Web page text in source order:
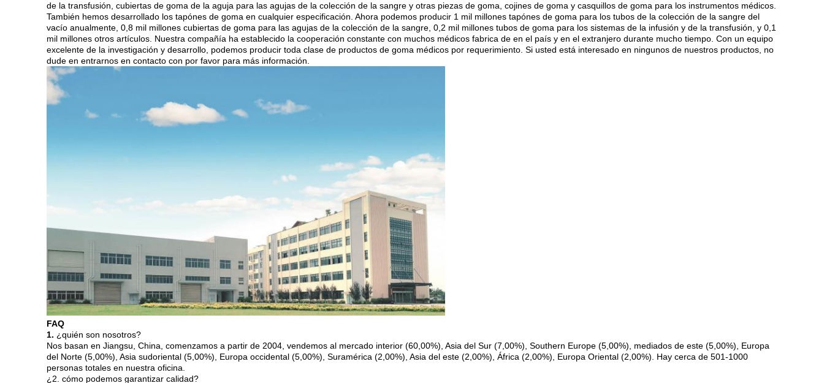
de la transfusión, cubiertas de goma de la aguja para las agujas de la colección de la sangre y otras piezas de goma, cojines de goma y casquillos de goma para los instrumentos médicos.
También hemos desarrollado los tapónes de goma en cualquier especificación. Ahora podemos producir 1 mil millones tapónes de goma para los tubos de la colección de la sangre del
vacío anualmente, 0,8 mil millones cubiertas de goma para las agujas de la colección de la sangre, 0,2 mil millones tubos de goma para los sistemas de la infusión y de la transfusión, y 0,1
mil millones otros artículos. Nuestra compañía ha establecido la cooperación constante con muchos médicos fabrica de en el país y en el extranjero durante mucho tiempo. Con un equipo
excelente de la investigación y desarrollo, podemos producir toda clase de productos de goma médicos por requerimiento. Si usted está interesado en ningunos de nuestros productos, no
dude en entrarnos en contacto con por favor para más información.
FAQ
1. ¿quién son nosotros?
Nos basan en Jiangsu, China, comenzamos a partir de 2004, vendemos al mercado interior (60,00%), Asia del Sur (7,00%), Southern Europe (5,00%), mediados de este (5,00%), Europa
del Norte (5,00%), Asia sudoriental (5,00%), Europa occidental (5,00%), Suramérica (2,00%), Asia del este (2,00%), África (2,00%), Europa Oriental (2,00%). Hay cerca de 501-1000
personas totales en nuestra oficina.
¿2. cómo podemos garantizar calidad?